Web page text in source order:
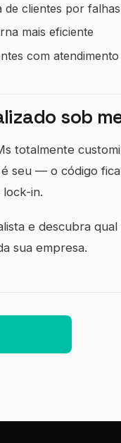
de clientes por
mais eficiente
com
sob
totalmente
seu — o código
in.
e descubra
sua empresa.